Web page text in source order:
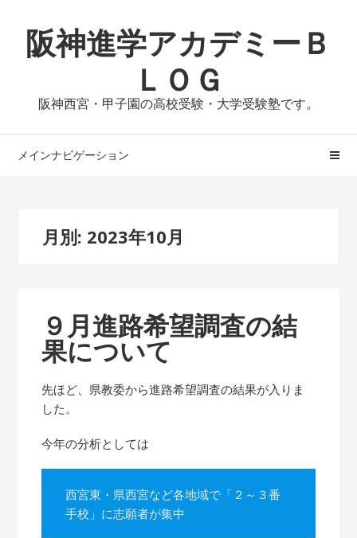
ビ
ゲ
ン
へ
ン
テ
ス
キ
阪神進学アカデミーＢ
ＬＯＧ
阪神西宮・甲子園の高校受験・大学受験塾です。
メインナビゲーション
月別: 2023年10月
９月進路希望調査の結
果について
先ほど、県教委から進路希望調査の結果が入りま
した。
今年の分析としては
西宮東・県西宮など各地域で「２～３番
手校」に志願者が集中